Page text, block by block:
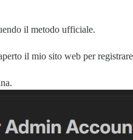
il metodo ufficiale.
il mio sito web per